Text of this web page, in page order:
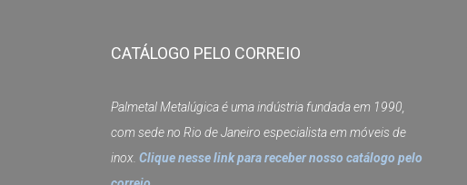
CATÁLOGO PELO CORREIO
Palmetal Metalúgica é uma indústria fundada em 1990,
com sede no Rio de Janeiro especialista em móveis de
inox. Clique nesse link para receber nosso catálogo pelo